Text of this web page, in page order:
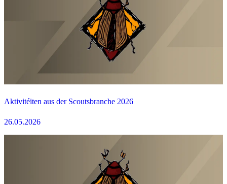
Aktivitéiten aus der Scoutsbranche 2026
26.05.2026